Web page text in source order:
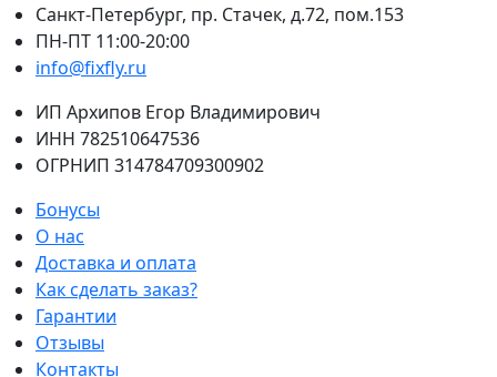
Санкт-Петербург, пр. Стачек, д.72, пом.153
ПН-ПТ 11:00-20:00
info@fixfly.ru
ИП Архипов Егор Владимирович
ИНН 782510647536
ОГРНИП 314784709300902
Бонусы
О нас
Доставка и оплата
Как сделать заказ?
Гарантии
Отзывы
Контакты